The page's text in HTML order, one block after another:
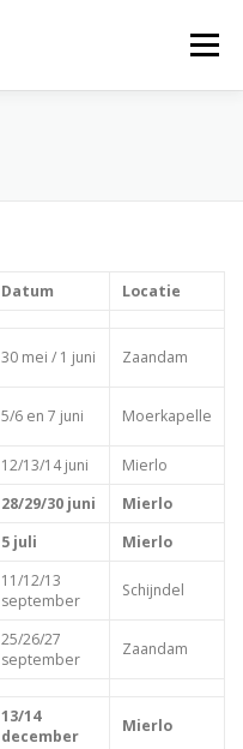
Menu
Datum Locatie
30 mei / 1 juni Zaandam
5/6 en 7 juni Moerkapelle
12/13/14 juni
Mierlo
28/29/30 juni
Mierlo
5 juli
Mierlo
11/12/13
september
Schijndel
25/26/27
september
Zaandam
13/14
december
Mierlo